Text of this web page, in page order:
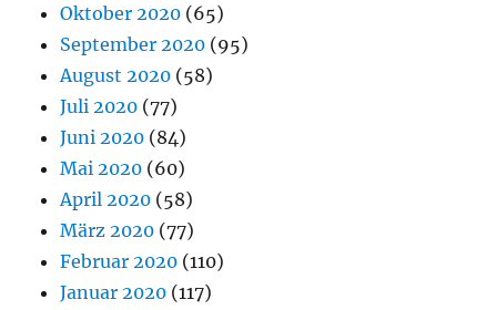
Oktober 2020 (65)
September 2020 (95)
August 2020 (58)
Juli 2020 (77)
Juni 2020 (84)
Mai 2020 (60)
April 2020 (58)
März 2020 (77)
Februar 2020 (110)
Januar 2020 (117)